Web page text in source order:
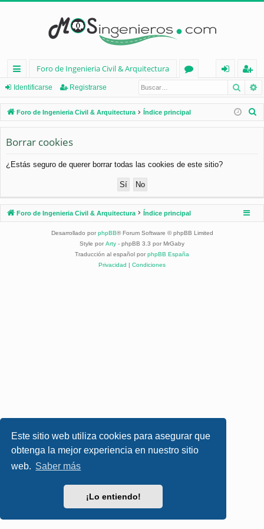
Este sitio web utiliza cookies para asegurar que
obtenga la mejor experiencia en nuestro sitio
web. Saber más
¡Lo entiendo!
nl
ac
es
rá
pi
os
Foro de Ingenieria Civil & Arquitectura
os
nt
ifi
eg
ist
ra
Identificarse Registrarse
Foro de Ingenieria Civil & Arquitectura Índice principal
Borrar cookies
¿Estás seguro de querer borrar todas las cookies de este sitio?
Foro de Ingenieria Civil & Arquitectura Índice principal
Desarrollado por phpBB® Forum Software © phpBB Limited
Style por Arty - phpBB 3.3 por MrGaby
Traducción al español por phpBB España
Privacidad | Condiciones